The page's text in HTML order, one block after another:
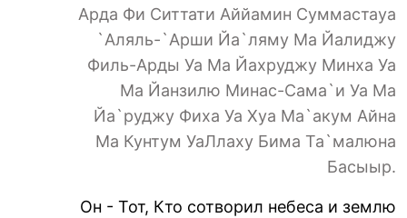
Арда Фи Ситтати Аййамин Суммастауа
`Аляль-`Арши Йа`ляму Ма Йалиджу
Филь-Арды Уа Ма Йахруджу Минха Уа
Ма Йанзилю Минас-Сама`и Уа Ма
Йа`руджу Фиха Уа Хуа Ма`акум Айна
Ма Кунтум УаЛлаху Бима Та`малюна
Басыыр.
Он - Тот, Кто сотворил небеса и землю